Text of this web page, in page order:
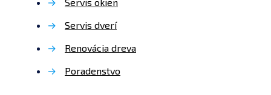
→
Servis dverí
→
Renovácia dreva
→
Poradenstvo